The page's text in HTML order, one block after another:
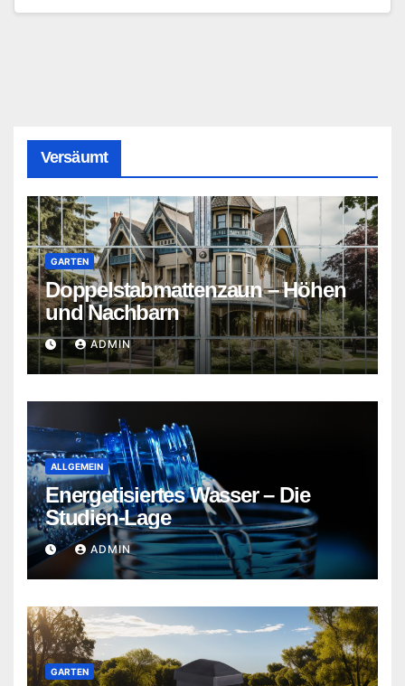
Versäumt
GARTEN
Doppelstabmattenzaun – Höhen
und Nachbarn
ADMIN
ALLGEMEIN
Energetisiertes Wasser – Die
Studien-Lage
ADMIN
GARTEN